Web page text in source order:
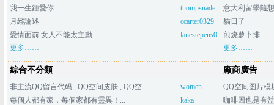
17
thompsnade
r0916
我一生鍾愛你
ccarter0329
月經論述
lanestepens0
愛情面前 女人不能太主動
更多……
意大利留學隨
貓日子
煎烧萝卜排
更多……
綜合不分類
women
非主流QQ留言代码 , QQ空间皮肤 , QQ空...
kaka
每個人都有家，每個家都有靈異！...
廠商廣告
QQ空间图片模
咖啡因也是有